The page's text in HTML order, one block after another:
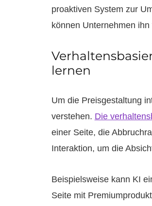
proaktiven System zur
können Unternehmen
lernen
Um die Preisgestaltung
verstehen. Die
einer Seite, die
Interaktion, um die
Beispielsweise kann KI
Seite mit